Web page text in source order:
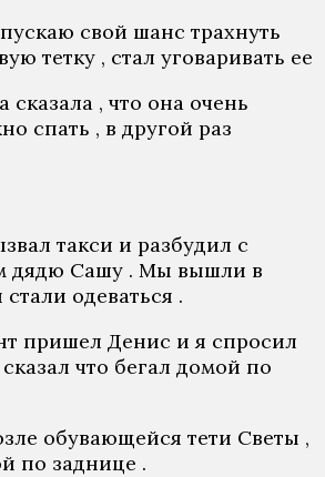
свой шанс трахнуть
тетку , стал уговаривать ее
сказала , что она очень
спать , в другой раз
такси и разбудил с
дядю Сашу . Мы вышли в
одеваться .
пришел Денис и я спросил
что бегал домой по
обувающейся тети Светы ,
по заднице .